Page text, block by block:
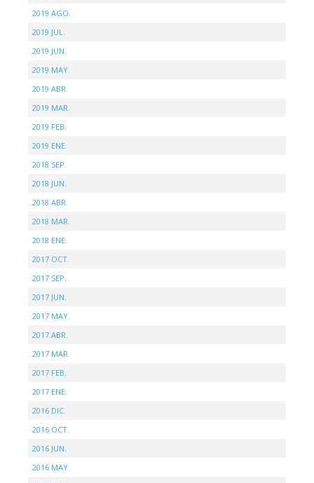
2019 AGO.
2019 JUL.
2019 JUN.
2019 MAY.
2019 ABR.
2019 MAR.
2019 FEB.
2019 ENE.
2018 SEP.
2018 JUN.
2018 ABR.
2018 MAR.
2018 ENE.
2017 OCT.
2017 SEP.
2017 JUN.
2017 MAY.
2017 ABR.
2017 MAR.
2017 FEB.
2017 ENE.
2016 DIC.
2016 OCT.
2016 JUN.
2016 MAY.